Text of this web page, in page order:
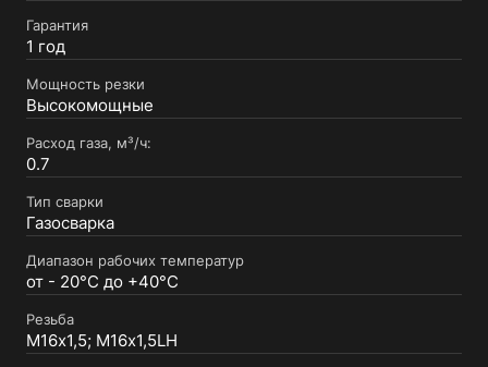
Гарантия
1 год
Мощность резки
Высокомощные
Расход газа, м³/ч:
0.7
Тип сварки
Газосварка
Диапазон рабочих температур
от - 20°С до +40°С
Резьба
M16х1,5; M16х1,5LH